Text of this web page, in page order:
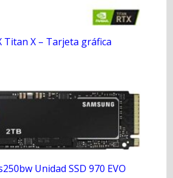
Titan X – Tarjeta gráfica
Unidad SSD 970 EVO